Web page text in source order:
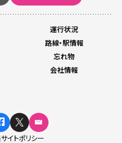
運行状況
路線・駅情報
忘れ物
会社情報
サイトポリシー